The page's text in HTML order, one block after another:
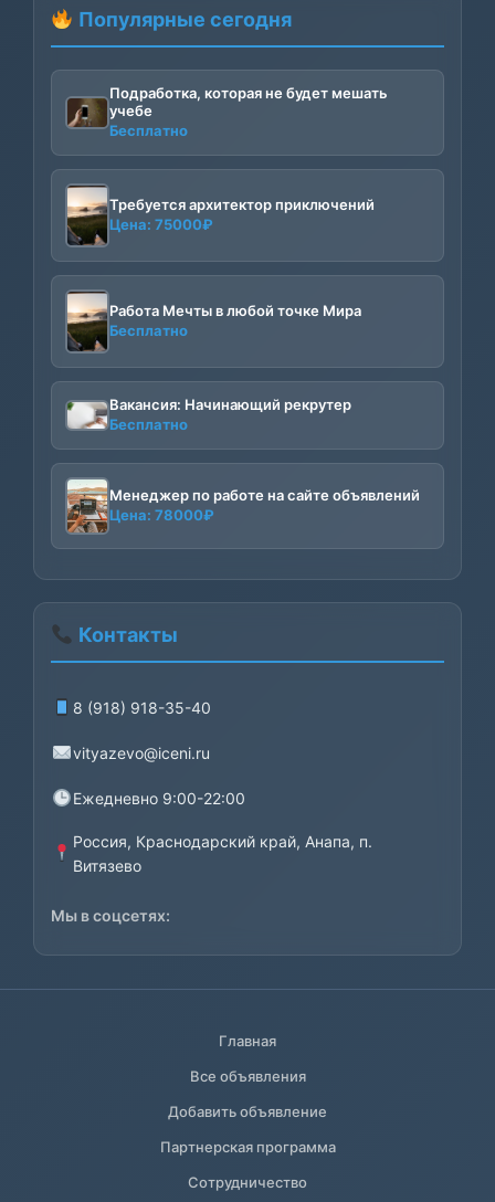
Популярные сегодня
Подработка, которая не будет мешать
учебе
Бесплатно
Требуется архитектор приключений
Цена: 75000₽
Работа Мечты в любой точке Мира
Бесплатно
Вакансия: Начинающий рекрутер
Бесплатно
Менеджер по работе на сайте объявлений
Цена: 78000₽
Контакты
8 (918) 918-35-40
vityazevo@iceni.ru
Ежедневно 9:00-22:00
Россия, Краснодарский край, Анапа, п.
Витязево
Мы в соцсетях:
Главная
Все объявления
Добавить объявление
Партнерская программа
Сотрудничество